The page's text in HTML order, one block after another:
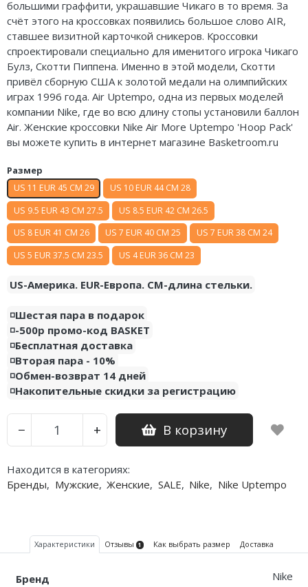
большими граффити, украшавшие Чикаго в то время. За
счёт этого на кроссовках появились большое слово AIR,
ставшее визитной карточкой сникеров. Кроссовки
спроектировали специально для именитого игрока Чикаго
Булз, Скотти Пиппена. Именно в этой модели, Скотти
привёл сборную США к золотой медали на олимпийских
играх 1996 года. Air Uptempo, одна из первых моделей
компании Nike, где во всю длину стопы установили баллон
Air. Женские кроссовки Nike Air More Uptempo 'Hoop Pack'
вы можете купить в интернет магазине Basketroom.ru
Размер
US 11 EUR 45 CM 29
US 10 EUR 44 CM 28
US 9.5 EUR 43 CM 27.5
US 8.5 EUR 42 CM 26.5
US 8 EUR 41 CM 26
US 7 EUR 40 CM 25
US 7 EUR 38 CM 24
US 5 EUR 37.5 CM 23.5
US 4 EUR 36 CM 23
US-Америка. EUR-Европа. CM-длина стельки.
◽️Шестая пара в подарок
◽️-500р промо-код BASKET
◽️Бесплатная доставка
◽️Вторая пара - 10%
◽️Обмен-возврат 14 дней
◽️Накопительные скидки за регистрацию
− + В корзину
Находится в категориях:
Бренды, Мужские, Женские, SALE, Nike, Nike Uptempo
Характеристики Отзывы 1 Как выбрать размер Доставка
Бренд
Nike
Air Jordan 5
Air Jordan 6
Air Jordan 7
Air Jordan 10
Air Jordan 11
Air Jordan 13
Air Jordan 14
Air Jordan 15
Nike Air Deldon
Nike Sabrina
Nike A’ja
Nike ST
Nike GT
Nike Book
Nike LeBron
Nike Kyrie
Nike PG
Nike Kobe
Nike Uptempo
Nike Foamposite